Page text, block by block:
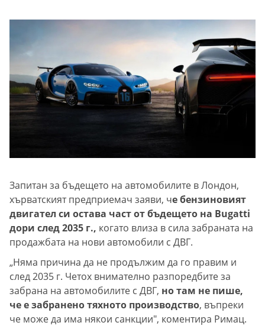
Запитан за бъдещето на автомобилите в Лондон,
хърватският предприемач заяви, че бензиновият
двигател си остава част от бъдещето на Bugatti
дори след 2035 г., когато влиза в сила забраната на
продажбата на нови автомобили с ДВГ.
„Няма причина да не продължим да го правим и
след 2035 г. Четох внимателно разпоредбите за
забрана на автомобилите с ДВГ, но там не пише,
че е забранено тяхното производство, въпреки
че може да има някои санкции", коментира Римац.